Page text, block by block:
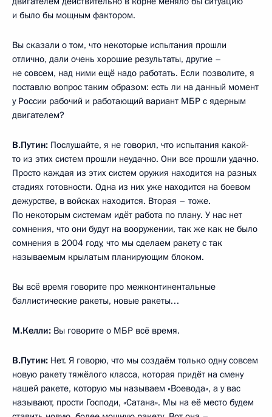
В.Путин:У нас скоро заканчивается срок действия СНВ-3.
важно? Мы согласны на сокращение либо на продолжение
действующих условий, на сокращение носителей,
сокращение боеголовок. Но теперь, когда у нас появляется
оружие, которое легко преодолевает все системы ПРО, для
нас не так критично снижение количества баллистических
ракет и боеголовок.
М.Келли: Новые системы, о которых Вы говорили, стали бы
частью новых переговоров о сокращении стратегических
наступательных вооружений?
В.Путин:С той точки зрения, что и количество носителей,
и количество боеголовок, которые на них могут быть
размещены или будут размещаться, конечно, должны
включаться в общий зачёт. И мы издалека вам покажем,
как это будет выглядеть.
У нас между военными есть понимание, как проводятся эти
проверки, есть в принципе в этом смысле отработанные
В принципе военные работают достаточно
разговаривают, а военные знают, что они делают.
М.Келли:Вы же политик?